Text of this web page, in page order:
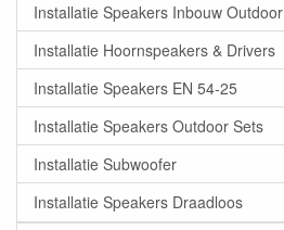
Installatie Speakers Inbouw Outdoor
Installatie Hoornspeakers & Drivers
Installatie Speakers EN 54-25
Installatie Speakers Outdoor Sets
Installatie Subwoofer
Installatie Speakers Draadloos